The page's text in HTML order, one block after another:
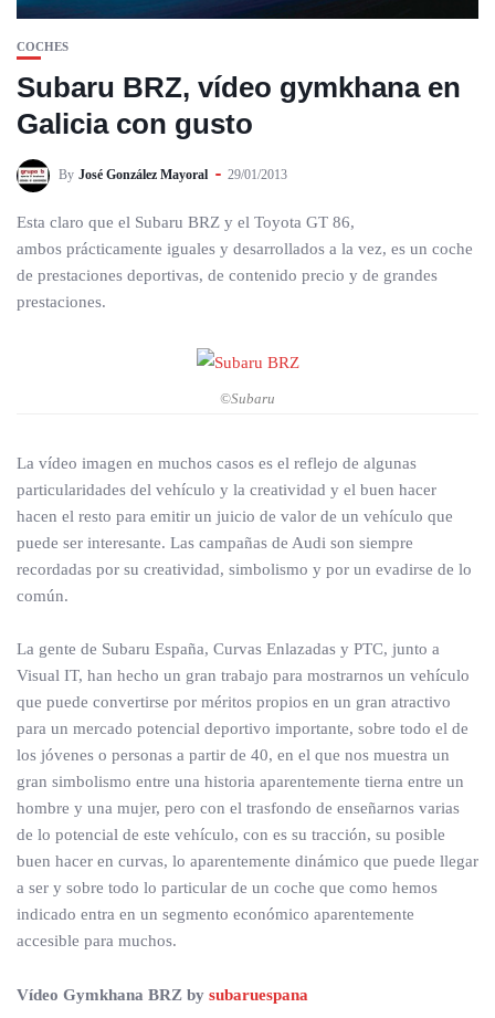
COCHES
Subaru BRZ, vídeo gymkhana en
Galicia con gusto
By José González Mayoral 29/01/2013
Esta claro que el Subaru BRZ y el Toyota GT 86,
ambos prácticamente iguales y desarrollados a la vez, es un coche
de prestaciones deportivas, de contenido precio y de grandes
prestaciones.
©Subaru
La vídeo imagen en muchos casos es el reflejo de algunas
particularidades del vehículo y la creatividad y el buen hacer
hacen el resto para emitir un juicio de valor de un vehículo que
puede ser interesante. Las campañas de Audi son siempre
recordadas por su creatividad, simbolismo y por un evadirse de lo
común.
La gente de Subaru España, Curvas Enlazadas y PTC, junto a
Visual IT, han hecho un gran trabajo para mostrarnos un vehículo
que puede convertirse por méritos propios en un gran atractivo
para un mercado potencial deportivo importante, sobre todo el de
los jóvenes o personas a partir de 40, en el que nos muestra un
gran simbolismo entre una historia aparentemente tierna entre un
hombre y una mujer, pero con el trasfondo de enseñarnos varias
de lo potencial de este vehículo, con es su tracción, su posible
buen hacer en curvas, lo aparentemente dinámico que puede llegar
a ser y sobre todo lo particular de un coche que como hemos
indicado entra en un segmento económico aparentemente
accesible para muchos.
Vídeo Gymkhana BRZ by subaruespana